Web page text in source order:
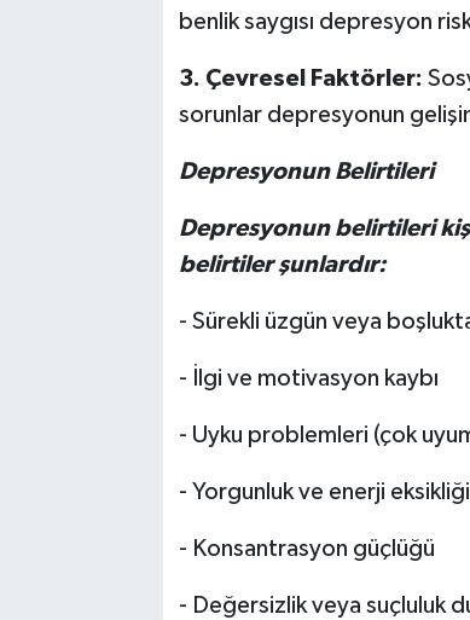
benlik saygısı depresyon
3. Çevresel Faktörler:
sorunlar depresyonun
Depresyonun Belirtileri
Depresyonun belirtileri
belirtiler şunlardır:
- Sürekli üzgün veya
- İlgi ve motivasyon kaybı
- Uyku problemleri (çok
- Yorgunluk ve enerji eksikliği
- Konsantrasyon güçlüğü
- Değersizlik veya suçluluk